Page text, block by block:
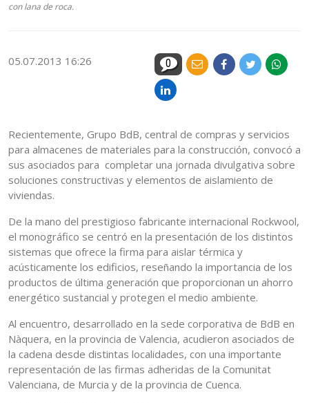
con lana de roca.
05.07.2013 16:26 0
Recientemente, Grupo BdB, central de compras y servicios
para almacenes de materiales para la construcción, convocó a
sus asociados para completar una jornada divulgativa sobre
soluciones constructivas y elementos de aislamiento de
viviendas.
De la mano del prestigioso fabricante internacional Rockwool,
el monográfico se centró en la presentación de los distintos
sistemas que ofrece la firma para aislar térmica y
acústicamente los edificios, reseñando la importancia de los
productos de última generación que proporcionan un ahorro
energético sustancial y protegen el medio ambiente.
Al encuentro, desarrollado en la sede corporativa de BdB en
Nàquera, en la provincia de Valencia, acudieron asociados de
la cadena desde distintas localidades, con una importante
representación de las firmas adheridas de la Comunitat
Valenciana, de Murcia y de la provincia de Cuenca.